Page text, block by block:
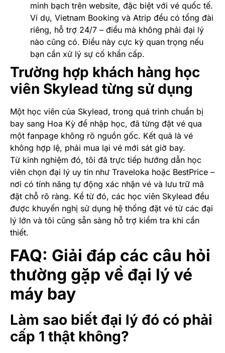
minh bạch trên website, đặc biệt với vé quốc tế.
Ví dụ, Vietnam Booking và Atrip đều có tổng đài
riêng, hỗ trợ 24/7 – điều mà không phải đại lý
nào cũng có. Điều này cực kỳ quan trọng nếu
bạn cần xử lý sự cố khẩn cấp.
Trường hợp khách hàng học
viên Skylead từng sử dụng
Một học viên của Skylead, trong quá trình chuẩn bị
bay sang Hoa Kỳ để nhập học, đã từng đặt vé qua
một fanpage không rõ nguồn gốc. Kết quả là vé
không hợp lệ, phải mua lại vé mới sát giờ bay.
Từ kinh nghiệm đó, tôi đã trực tiếp hướng dẫn học
viên chọn đại lý uy tín như Traveloka hoặc BestPrice –
nơi có tính năng tự động xác nhận vé và lưu trữ mã
đặt chỗ rõ ràng. Kể từ đó, các học viên Skylead đều
được khuyến nghị sử dụng hệ thống đặt vé từ các đại
lý lớn và tôi cũng sẵn sàng hỗ trợ kiểm tra khi cần
thiết.
FAQ: Giải đáp các câu hỏi
thường gặp về đại lý vé
máy bay
Làm sao biết đại lý đó có phải
cấp 1 thật không?